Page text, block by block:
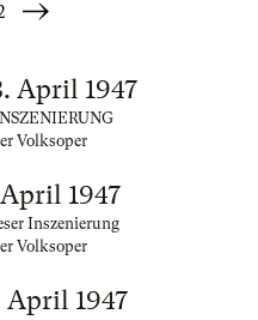
Weiter
April 1947
Volksoper
1947
Inszenierung
Volksoper
April 1947